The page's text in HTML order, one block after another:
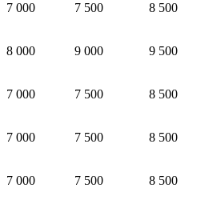
7 000 7 500 8 500
8 000 9 000 9 500
7 000 7 500 8 500
7 000 7 500 8 500
7 000 7 500 8 500